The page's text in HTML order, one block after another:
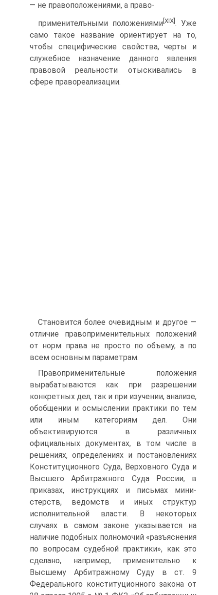
— не правоположениями, а право-
применителъными положениями [XIX] . Уже
само такое название ори­ентирует на то,
чтобы специфические свойства, черты и
служеб­ное назначение данного явления
правовой реальности отыскива­лись в
сфере правореализации.
Становится более очевидным и другое —
отличие правоприме­нительных положений
от норм права не просто по объему, а по
всем основным параметрам.
Правоприменительные положения
вырабатываются как при разрешении
конкретных дел, так и при изучении, анализе,
обоб­щении и осмыслении практики по тем
или иным категориям дел. Они
объективируются в различных
официальных докумен­тах, в том числе в
решениях, определениях и постановлениях
Конституционного Суда, Верховного Суда и
Высшего Арбитраж­ного Суда России, в
приказах, инструкциях и письмах мини­
стерств, ведомств и иных структур
исполнительной власти. В не­которых
случаях в самом законе указывается на
наличие подоб­ных полномочий «разъяснения
по вопросам судебной практи­ки», как это
сделано, например, применительно к
Высшему Арби­тражному Суду в ст. 9
Федерального конституционного закона от